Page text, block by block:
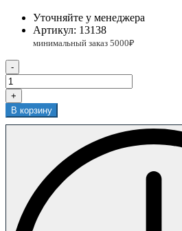
Уточняйте у менеджера
Артикул: 13138
-
+
В корзину